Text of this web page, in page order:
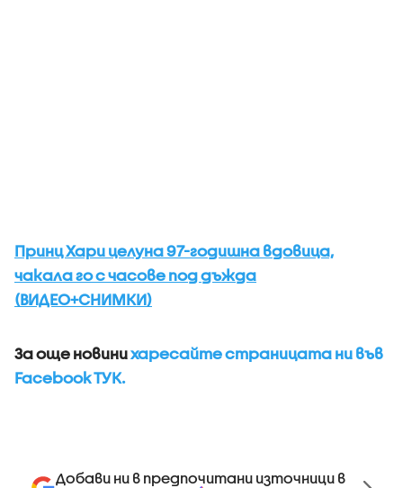
Принц Хари целуна 97-годишна вдовица,
чакала го с часове под дъжда
(ВИДЕО+СНИМКИ)
За още новинихаресайте страницата ни във
Facebook ТУК.
Добави ни в предпочитани източници в